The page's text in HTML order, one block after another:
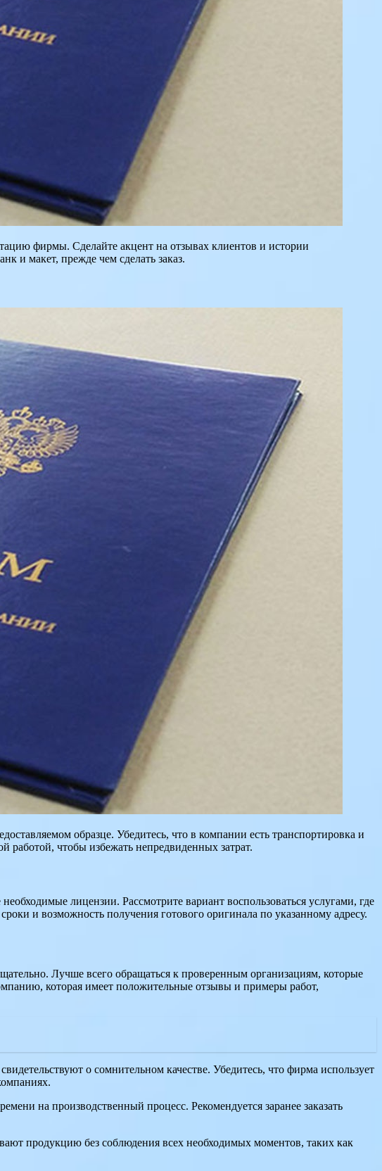
фирмы. Сделайте акцент на отзывах клиентов и истории
и макет, прежде чем сделать заказ.
образце. Убедитесь, что в компании есть транспортировка и
работой, чтобы избежать непредвиденных затрат.
лицензии. Рассмотрите вариант воспользоваться услугами, где
и возможность получения готового оригинала по указанному адресу.
Лучше всего обращаться к проверенным организациям, которые
которая имеет положительные отзывы и примеры работ,
о сомнительном качестве. Убедитесь, что фирма использует
на производственный процесс. Рекомендуется заранее заказать
продукцию без соблюдения всех необходимых моментов, таких как